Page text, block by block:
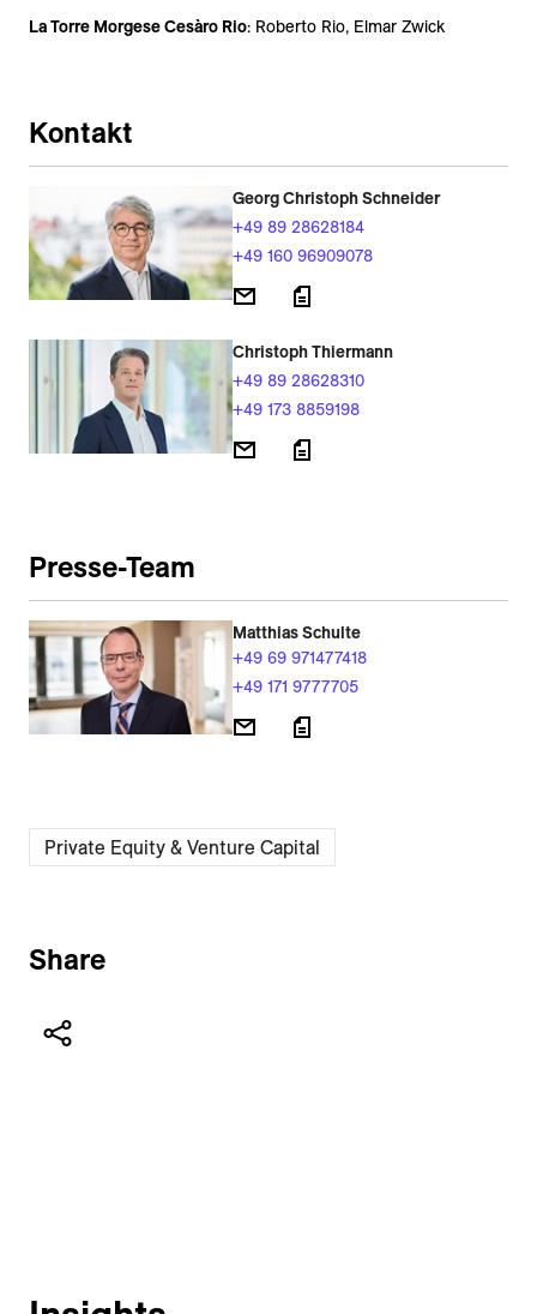
La Torre Morgese Cesàro Rio: Roberto Rio, Elmar Zwick
Kontakt
Georg Christoph Schneider
+49 89 28628184
+49 160 96909078
Christoph Thiermann
+49 89 28628310
+49 173 8859198
Presse-Team
Matthias Schulte
+49 69 971477418
+49 171 9777705
Private Equity & Venture Capital
Share